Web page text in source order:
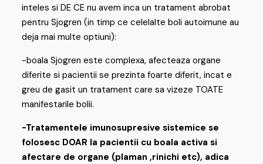
inteles si DE CE nu avem inca un tratament abrobat
pentru Sjogren (in timp ce celelalte boli autoimune au
deja mai multe optiuni):
-boala Sjogren este complexa, afecteaza organe
diferite si pacientii se prezinta foarte diferit, incat e
greu de gasit un tratament care sa vizeze TOATE
manifestarile bolii.
-Tratamentele imunosupresive sistemice se
folosesc DOAR la pacientii cu boala activa si
afectare de organe (plaman ,rinichi etc), adica